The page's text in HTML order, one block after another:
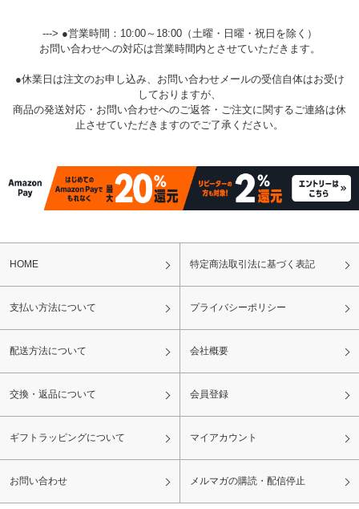
---> ●営業時間：10:00～18:00（土曜・日曜・祝日を除く）
お問い合わせへの対応は営業時間内とさせていただきます。
●休業日は注文のお申し込み、お問い合わせメールの受信自体はお受け
しておりますが、
商品の発送対応・お問い合わせへのご返答・ご注文に関するご連絡は休
止させていただきますのでご了承ください。
HOME 特定商法取引法に基づく表記
支払い方法について プライバシーポリシー
配送方法について 会社概要
交換・返品について 会員登録
ギフトラッピングについて マイアカウント
お問い合わせ メルマガの購読・配信停止